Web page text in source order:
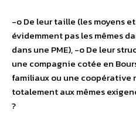
-o De leur taille (les moyens
évidemment pas les mêmes
dans une PME), -o De leur
une compagnie cotée en
familiaux ou une coopérative
totalement aux mêmes
?